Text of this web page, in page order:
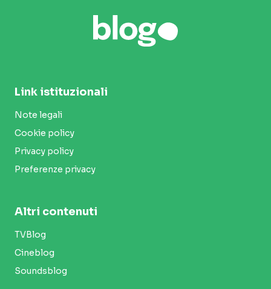
Link istituzionali
Note legali
Cookie policy
Privacy policy
Preferenze privacy
Altri contenuti
TVBlog
Cineblog
Soundsblog